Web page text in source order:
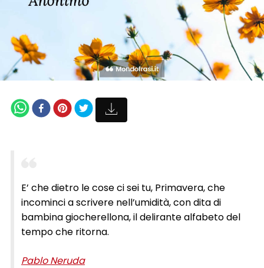
E’ che dietro le cose ci sei tu, Primavera, che
incominci a scrivere nell’umidità, con dita di
bambina giocherellona, il delirante alfabeto del
tempo che ritorna.
Pablo Neruda